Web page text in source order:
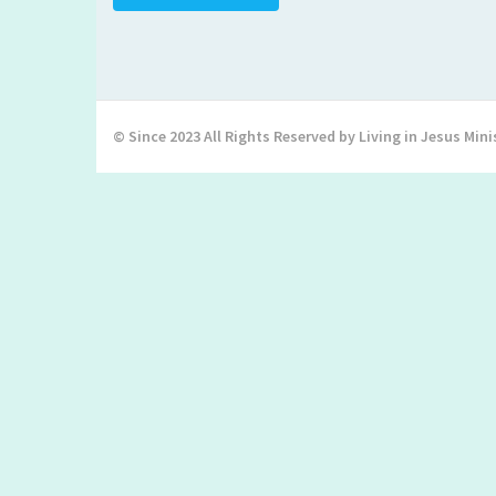
© Since 2023 All Rights Reserved by Living in Jesus